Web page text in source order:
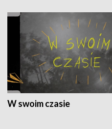
W swoim czasie